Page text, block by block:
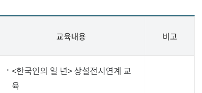
교육내용 비고
<한국인의 일 년> 상설전시연계 교
육